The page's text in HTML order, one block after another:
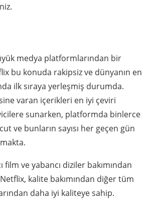
medya platformlarından bir
bu konuda rakipsiz ve dünyanın en
ilk sıraya yerleşmiş durumda.
varan içerikleri en iyi çeviri
sunarken, platformda binlerce
ve bunların sayısı her geçen gün
film ve yabancı diziler bakımından
kalite bakımından diğer tüm
daha iyi kaliteye sahip.